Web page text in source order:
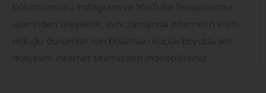
bölümümüzü Instagram ve YouTube hesaplarımız
üzerinden izleyebilir, aynı zamanda internetin kısıtlı
olduğu durumlar için bölümün küçük boyutlu ses
dosyasını internet sitemizden indirebilirsiniz.